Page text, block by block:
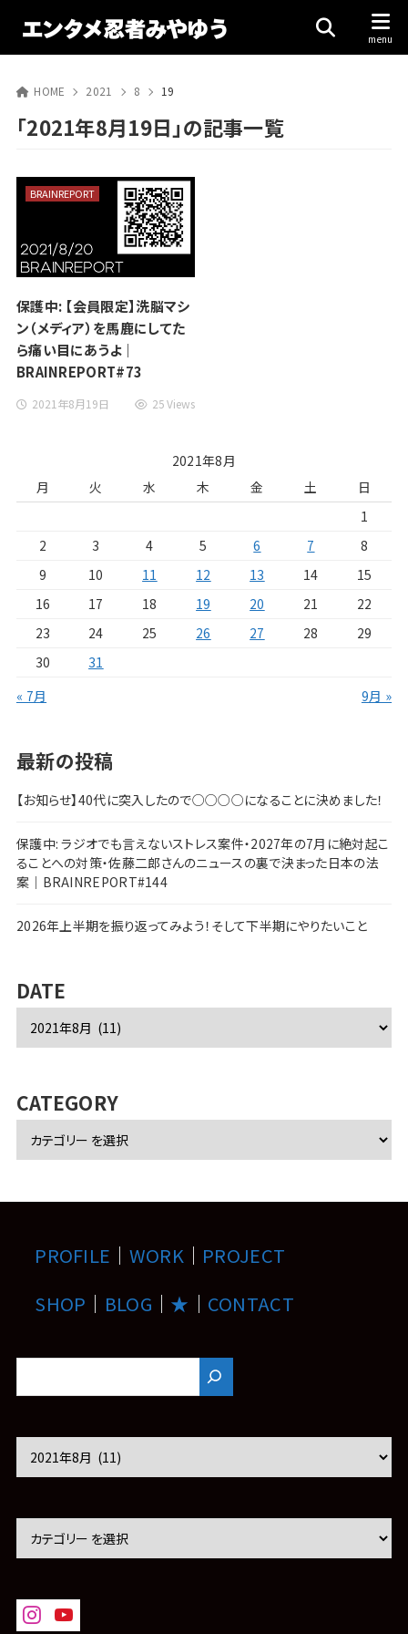
HOME 2021 8 19
「2021年8月19日」の記事一覧
保護中: 【会員限定】洗脳マシ
ン（メディア）を馬鹿にしてた
ら痛い目にあうよ｜
BRAINREPORT#73
2021年8月19日
BRAINREPORT
25 Views
2021年8月
月
火 水 木 金 土
日
1
2
3 4 5 6 7
8
9
10 11 12 13 14
15
16
17 18 19 20 21
22
23
24 25 26 27 28
29
30
31
« 7月
9月 »
最新の投稿
【お知らせ】40代に突入したので○○○○になることに決めました！
保護中: ラジオでも言えないストレス案件・2027年の7月に絶対起こ
ることへの対策・佐藤二郎さんのニュースの裏で決まった日本の法
案｜BRAINREPORT#144
2026年上半期を振り返ってみよう！そして下半期にやりたいこと
DATE
ブ
CATEGORY
PROFILE ｜ WORK ｜ PROJECT
SHOP ｜ BLOG ｜ ★ ｜ CONTACT
カ
ブ